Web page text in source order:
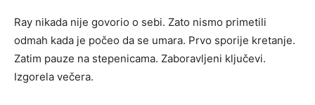
Ray nikada nije govorio o sebi. Zato nismo primetili
odmah kada je počeo da se umara. Prvo sporije kretanje.
Zatim pauze na stepenicama. Zaboravljeni ključevi.
Izgorela večera.